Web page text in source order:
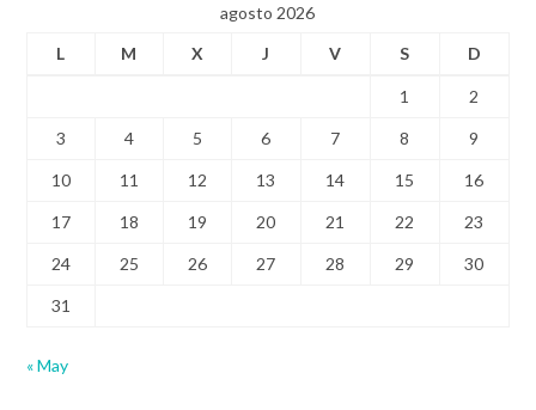
agosto 2026
L
M X J V S D
1 2
3 4 5 6 7 8 9
10 11 12 13 14 15 16
17 18 19 20 21 22 23
24 25 26 27 28 29 30
31
« May